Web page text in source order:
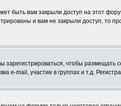
быть вам закрыли доступ на этот
и вам не закрыли доступ, то
чтобы
mail, участие в группах и т.д.